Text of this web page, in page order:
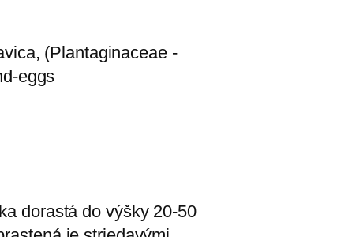
(Plantaginaceae -
eggs
dorastá do výšky 20-50